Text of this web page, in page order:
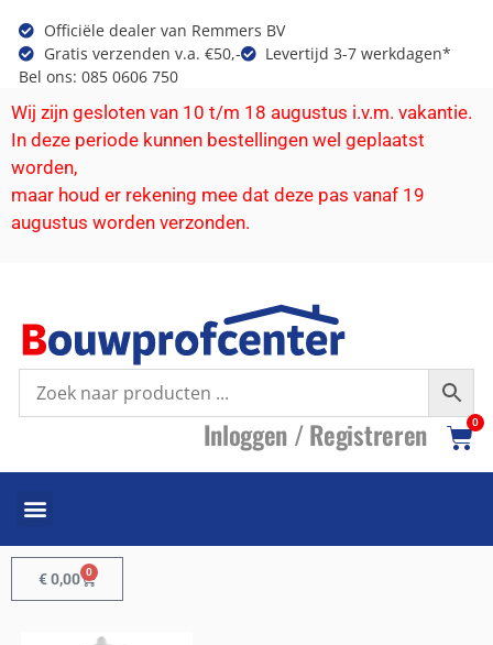
Officiële dealer van Remmers BV
Gratis verzenden v.a. €50,-
Levertijd 3-7 werkdagen*
Bel ons: 085 0606 750
Wij zijn gesloten van 10 t/m 18 augustus i.v.m. vakantie.
In deze periode kunnen bestellingen wel geplaatst
worden,
maar houd er rekening mee dat deze pas vanaf 19
augustus worden verzonden.
Inloggen /Registreren 0
€0,00 0